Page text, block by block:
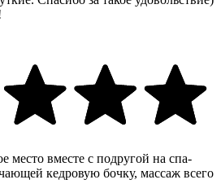
место вместе с подругой на спа-
кедровую бочку, массаж всего